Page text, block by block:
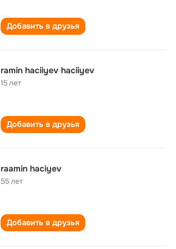
Добавить в друзья
ramin haciiyev haciiyev
15 лет
Добавить в друзья
raamin haciyev
55 лет
Добавить в друзья